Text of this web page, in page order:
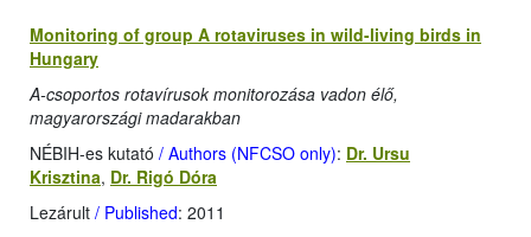
Monitoring of group A rotaviruses in wild-living birds in
Hungary
A-csoportos rotavírusok monitorozása vadon élő,
magyarországi madarakban
NÉBIH-es kutató / Authors (NFCSO only): Dr. Ursu
Krisztina, Dr. Rigó Dóra
Lezárult / Published: 2011